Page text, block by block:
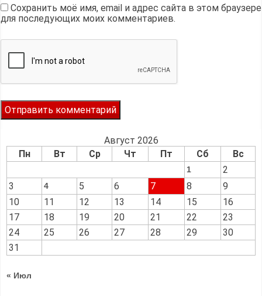
Сохранить моё имя, email и адрес сайта в этом браузере
для последующих моих комментариев.
Август 2026
Пн
Вт Ср Чт Пт Сб Вс
1
2
3
4 5 6 7 8
9
10
11 12 13 14 15
16
17
18 19 20 21 22
23
24
25 26 27 28 29
30
31
« Июл